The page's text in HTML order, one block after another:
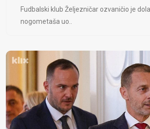
Fudbalski klub Željezničar ozvaničio je
nogometaša uo..